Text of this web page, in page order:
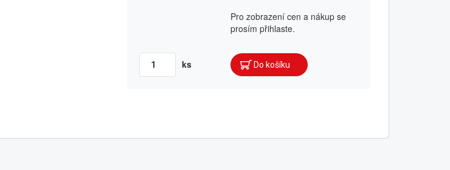
Pro zobrazení cen a nákup se
prosím přihlaste.
ks